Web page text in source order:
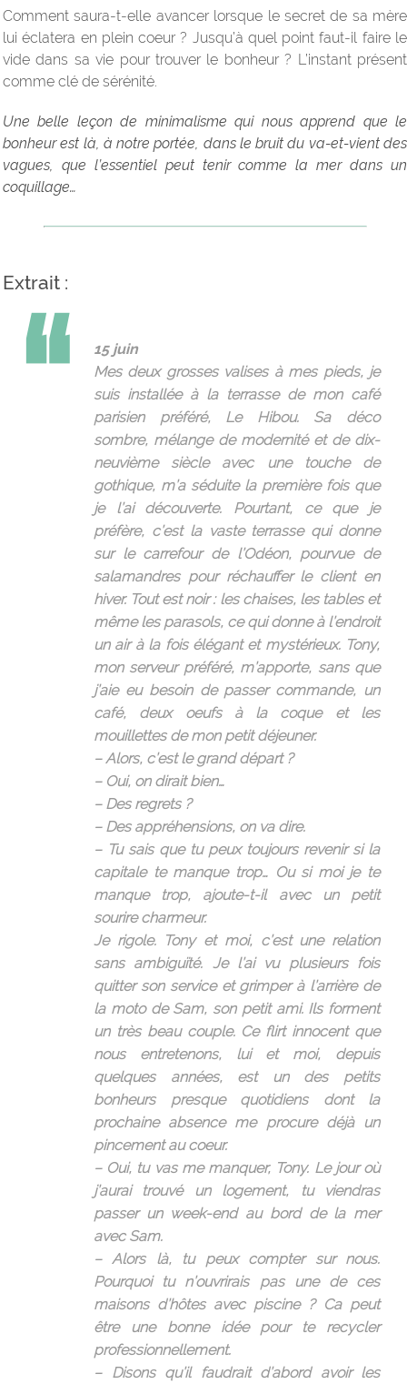
Comment saura-t-elle avancer lorsque le secret de sa mère
lui éclatera en plein coeur ? Jusqu’à quel point faut-il faire le
vide dans sa vie pour trouver le bonheur ? L’instant présent
comme clé de sérénité.
Une belle leçon de minimalisme qui nous apprend que le
bonheur est là, à notre portée, dans le bruit du va-et-vient des
vagues, que l’essentiel peut tenir comme la mer dans un
coquillage…
Extrait :
15 juin
Mes deux grosses valises à mes pieds, je
suis installée à la terrasse de mon café
parisien préféré, Le Hibou. Sa déco
sombre, mélange de modernité et de dix-
neuvième siècle avec une touche de
gothique, m’a séduite la première fois que
je l’ai découverte. Pourtant, ce que je
préfère, c’est la vaste terrasse qui donne
sur le carrefour de l’Odéon, pourvue de
salamandres pour réchauffer le client en
hiver. Tout est noir : les chaises, les tables et
même les parasols, ce qui donne à l’endroit
un air à la fois élégant et mystérieux. Tony,
mon serveur préféré, m’apporte, sans que
j’aie eu besoin de passer commande, un
café, deux oeufs à la coque et les
mouillettes de mon petit déjeuner.
– Alors, c’est le grand départ ?
– Oui, on dirait bien…
– Des regrets ?
– Des appréhensions, on va dire.
– Tu sais que tu peux toujours revenir si la
capitale te manque trop… Ou si moi je te
manque trop, ajoute-t-il avec un petit
sourire charmeur.
Je rigole. Tony et moi, c’est une relation
sans ambiguïté. Je l’ai vu plusieurs fois
quitter son service et grimper à l’arrière de
la moto de Sam, son petit ami. Ils forment
un très beau couple. Ce flirt innocent que
nous entretenons, lui et moi, depuis
quelques années, est un des petits
bonheurs presque quotidiens dont la
prochaine absence me procure déjà un
pincement au coeur.
– Oui, tu vas me manquer, Tony. Le jour où
j’aurai trouvé un logement, tu viendras
passer un week-end au bord de la mer
avec Sam.
– Alors là, tu peux compter sur nous.
Pourquoi tu n’ouvrirais pas une de ces
maisons d’hôtes avec piscine ? Ca peut
être une bonne idée pour te recycler
professionnellement.
– Disons qu’il faudrait d’abord avoir les